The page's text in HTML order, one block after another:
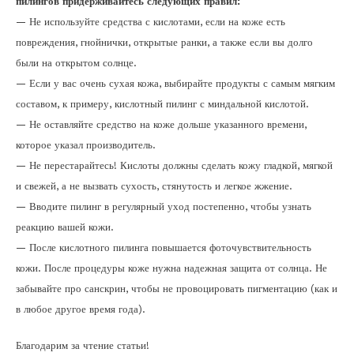
— Не используйте средства с кислотами, если на коже есть
повреждения, гнойнички, открытые ранки, а также если вы долго
были на открытом солнце.
— Если у вас очень сухая кожа, выбирайте продукты с самым мягким
составом, к примеру, кислотный пилинг с миндальной кислотой.
— Не оставляйте средство на коже дольше указанного времени,
которое указал производитель.
— Не перестарайтесь! Кислоты должны сделать кожу гладкой, мягкой
и свежей, а не вызвать сухость, стянутость и легкое жжение.
— Вводите пилинг в регулярный уход постепенно, чтобы узнать
реакцию вашей кожи.
— После кислотного пилинга повышается фоточувствительность
кожи. После процедуры коже нужна надежная защита от солнца. Не
забывайте про санскрин, чтобы не провоцировать пигментацию (как и
в любое другое время года).
Благодарим за чтение статьи!